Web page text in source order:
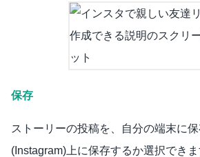
保存
ストーリーの投稿を、自分の端末に
(Instagram)上に保存するか選択できま